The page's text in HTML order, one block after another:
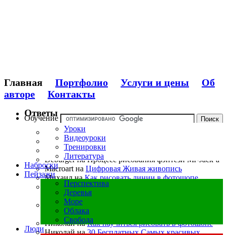
Главная Портфолио Услуги и цены
Об
авторе
Контакты
Обучение
Уроки
Видеоуроки
Тренировки
Литература
Наброски
Пейзажи
Перспектива
Деревья
Море
Облака
Свобода
Люди
Ответы
Macroart на Продвинутая основа перспективы
Feruslan на Фэнтезийная иллюстрация
Deburger на Продвинутая основа перспективы
Deburger на Процесс рисования фэнтези Mr-Jack’а
Macroart на Цифровая Живая живопись
Михаил наКак рисовать линии в фотошопе
Macroart на30 Бесплатных Самых красивых
испачканных шрифтов
Piligrim95 на
фотошопе
Николай наКак научиться рисовать в фотошопе
Николай на30 Бесплатных Самых красивых